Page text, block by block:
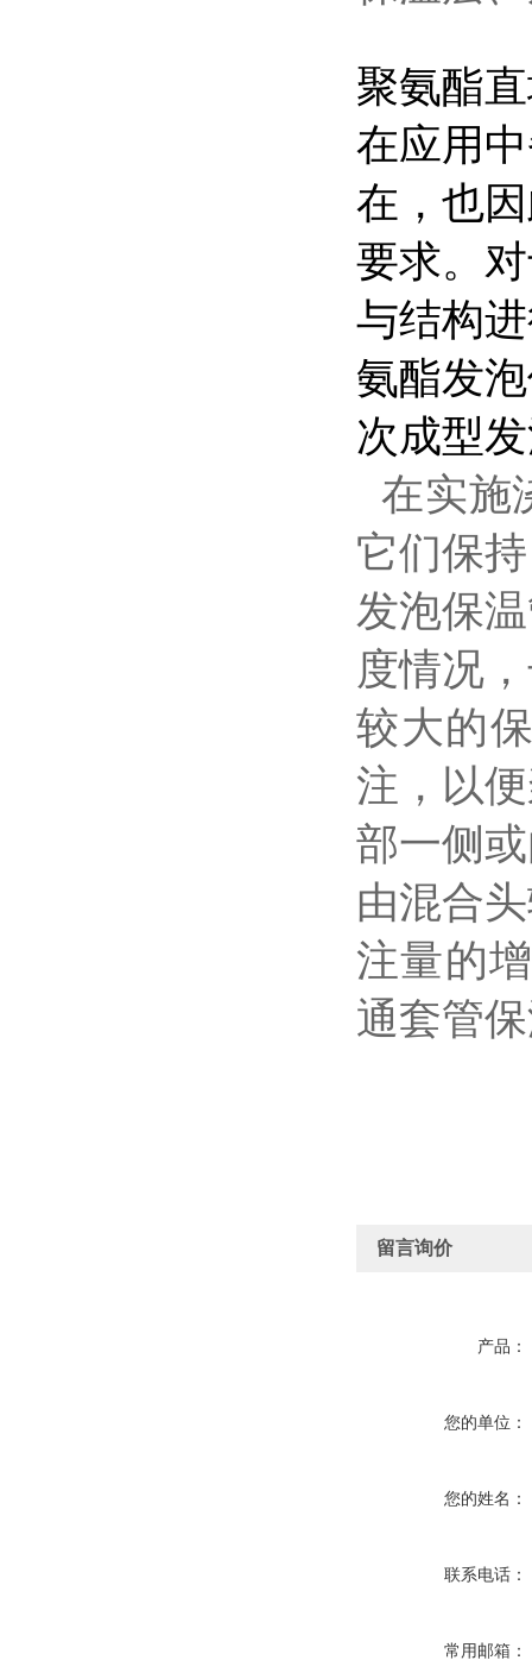
聚氨酯
在应用
在，也
要求。
与结构
氨酯发
次成型
在实施
它们保
发泡保
度情况
较大的
注，以
部一侧
由混合
注量的
通套管
留言询价
产品：
您的单位：
您的姓名：
联系电话：
常用邮箱：